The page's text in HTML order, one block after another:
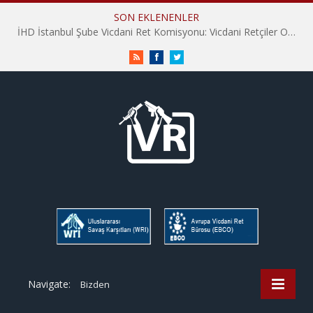
SON EKLENENLER
İHD İstanbul Şube Vicdani Ret Komisyonu: Vicdani Retçiler Olarak Destek İçin Buradayız!
RSS FacebookTwitter
Navigate: Bizden